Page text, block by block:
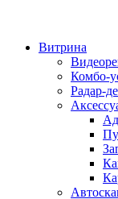
Витрина
Комбо-
Радар-